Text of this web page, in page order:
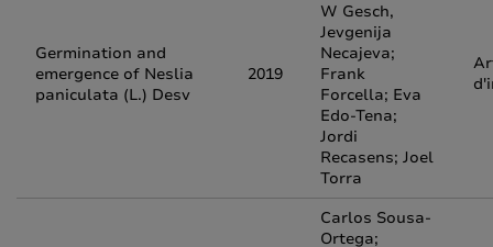
Germination and
emergence of Neslia
paniculata (L.) Desv
2019
W Gesch,
Jevgenija
Necajeva;
Frank
Forcella; Eva
Edo-Tena;
Jordi
Recasens; Joel
Torra
Carlos Sousa-
Ortega;